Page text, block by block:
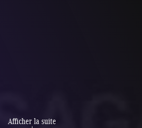
Afficher la suite